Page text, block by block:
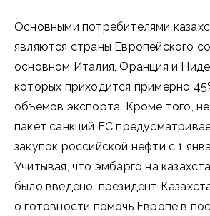
Основными потребителями
являются страны Европейского
основном Италия, Франция и
которых приходится примерно
объемов экспорта. Кроме того,
пакет санкций ЕС
закупок российской нефти с 1
Учитывая, что эмбарго на
было введено, президент
о готовности помочь Европе в